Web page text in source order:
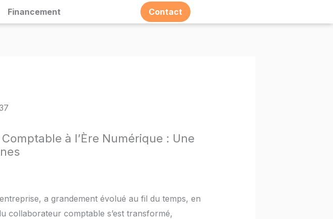
Financement Contact
à l’Ère Numérique : Une
a grandement évolué au fil du temps, en
collaborateur comptable s’est transformé,